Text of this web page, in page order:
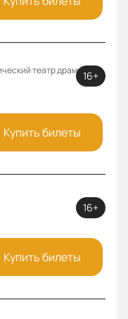
театр драмы им.
16+
Купить билеты
16+
Купить билеты